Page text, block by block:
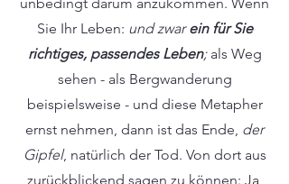
Sie Ihr Leben: und zwarein für Sie
richtiges, passendes Leben;als Weg
sehen - als Bergwanderung
beispielsweise - und diese Metapher
ernst nehmen, dann ist das Ende, der
Gipfel, natürlich der Tod. Von dort aus
zurückblickend sagen zu können: Ja,